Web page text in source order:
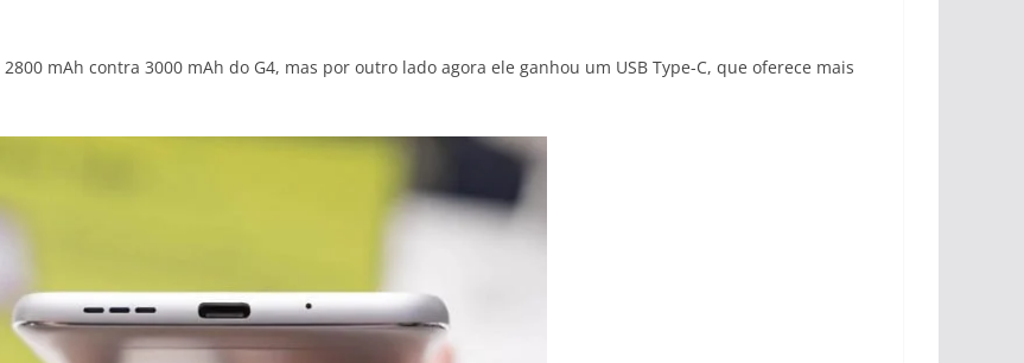
mAh contra 3000 mAh do G4, mas por outro lado agora ele ganhou um USB Type-C, que oferece mais